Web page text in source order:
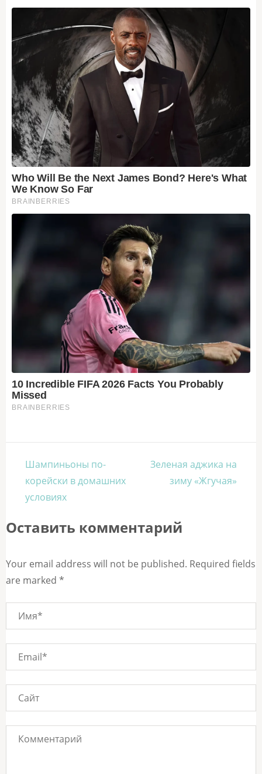
Навигация
по
записям
Шампиньоны по-
корейски в домашних
условиях
Зеленая аджика на
зиму «Жгучая»
Оставить комментарий
Your email address will not be published. Required fields
are marked *